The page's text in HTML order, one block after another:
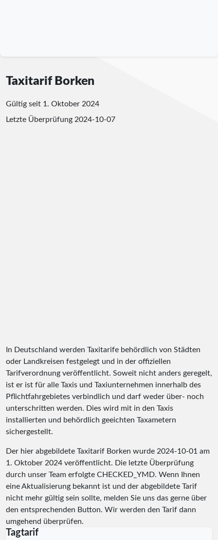
Taxitarif Borken
Gültig seit 1. Oktober 2024
Letzte Überprüfung 2024-10-07
In Deutschland werden Taxitarife behördlich von Städten
oder Landkreisen festgelegt und in der offiziellen
Tarifverordnung veröffentlicht. Soweit nicht anders geregelt,
ist er ist für alle Taxis und Taxiunternehmen innerhalb des
Pflichtfahrgebietes verbindlich und darf weder über- noch
unterschritten werden. Dies wird mit in den Taxis
installierten und behördlich geeichten Taxametern
sichergestellt.
Der hier abgebildete Taxitarif Borken wurde 2024-10-01 am
1. Oktober 2024 veröffentlicht. Die letzte Überprüfung
durch unser Team erfolgte CHECKED_YMD. Wenn Ihnen
eine Aktualisierung bekannt ist und der abgebildete Tarif
nicht mehr gültig sein sollte, melden Sie uns das gerne über
den entsprechenden Button. Wir werden den Tarif dann
umgehend überprüfen.
Tagtarif